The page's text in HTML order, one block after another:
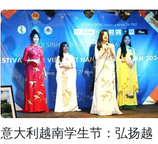
意大利越南学生节：弘扬越